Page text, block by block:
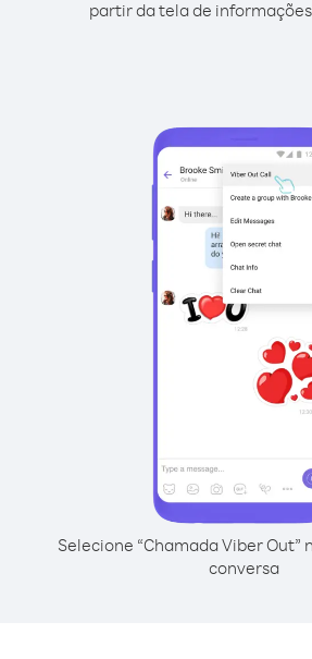
partir da tela de
Selecione “Chamada Viber Out”
conversa